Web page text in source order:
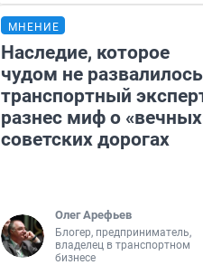
МНЕНИЕ
Наследие, которое
чудом не
транспортный
разнес миф о
советских дорогах
Олег Арефьев
Блогер, предприниматель,
владелец в транспортном
бизнесе